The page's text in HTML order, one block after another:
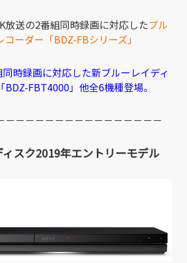
放送の2番組同時録画に対応したブル
ーダー「BDZ-FBシリーズ」
同時録画に対応した新ブルーレイディ
FBT4000」他全6機種登場。
－－－－－－－－－－－－－－－－
スク2019年エントリーモデル